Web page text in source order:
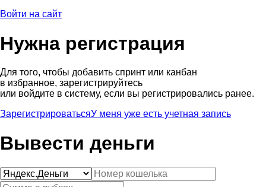
Войти на сайт
Нужна регистрация
Для того, чтобы добавить спринт или канбан
в избранное, зарегистрируйтесь
или войдите в систему, если вы регистрировались ранее.
ЗарегистрироватьсяУ меня уже есть учетная запись
Вывести деньги